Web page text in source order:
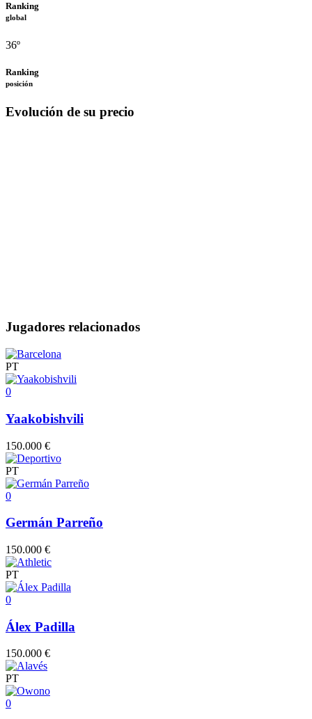
Ranking
global
36º
Ranking
posición
Evolución de su precio
Jugadores relacionados
PT
0
Yaakobishvili
150.000 €
PT
0
Germán Parreño
150.000 €
PT
0
Álex Padilla
150.000 €
PT
0